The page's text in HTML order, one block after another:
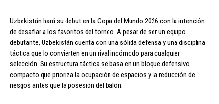
Uzbekistán hará su debut en la Copa del Mundo 2026 con la intención
de desafiar a los favoritos del torneo. A pesar de ser un equipo
debutante, Uzbekistán cuenta con una sólida defensa y una disciplina
táctica que lo convierten en un rival incómodo para cualquier
selección. Su estructura táctica se basa en un bloque defensivo
compacto que prioriza la ocupación de espacios y la reducción de
riesgos antes que la posesión del balón.